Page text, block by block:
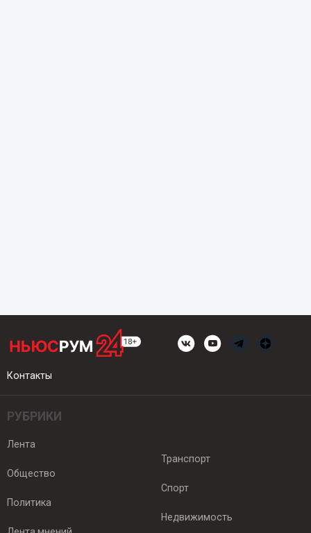
Контакты
РУБРИКИ
Лента
Общество
Политика
Транспорт
Спорт
Недвижимость